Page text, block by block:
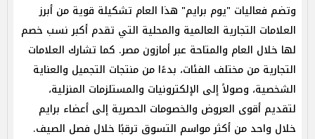
وتضم فعاليات "يوم برايم" هذا العام تشكيلة قوية من أبرز
العلامات التجارية العالمية والمحلية التي تقدم أكبر نسب خصم
لها خلال العام والمتاحة عبر أمازون مصر. كما تشارك العلامات
التجارية من مختلف الفئات، بدءًا من منتجات التجميل والعناية
الشخصية، وصولاً إلى الإلكترونيات والمستلزمات المنزلية،
لتقديم أقوى العروض والخصومات الحصرية إلى أعضاء برايم
خلال واحد من أكثر مواسم التسوق ترقبًا خلال فصل الصيف.